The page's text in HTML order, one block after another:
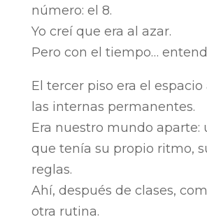
número: el 8.
Yo creí que era al azar.
Pero con el tiempo…
El tercer piso era el espacio
las internas permanentes.
Era nuestro mundo aparte:
que tenía su propio ritmo,
reglas.
Ahí, después de clases,
otra rutina.